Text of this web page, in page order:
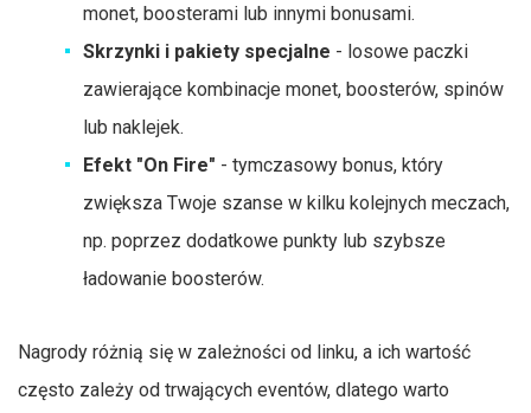
monet, boosterami lub innymi bonusami.
Skrzynki i pakiety specjalne - losowe paczki
zawierające kombinacje monet, boosterów, spinów
lub naklejek.
Efekt "On Fire" - tymczasowy bonus, który
zwiększa Twoje szanse w kilku kolejnych meczach,
np. poprzez dodatkowe punkty lub szybsze
ładowanie boosterów.
Nagrody różnią się w zależności od linku, a ich wartość
często zależy od trwających eventów, dlatego warto